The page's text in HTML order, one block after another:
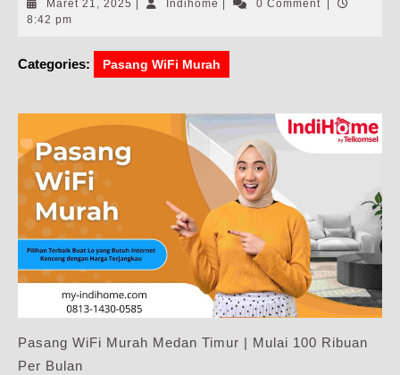
Maret 21, 2025 Maret
Indihome Indihome0 Comment
8:42 pm
Categories: Pasang WiFi Murah
Pasang WiFi Murah Medan Timur | Mulai 100 Ribuan
Per Bulan